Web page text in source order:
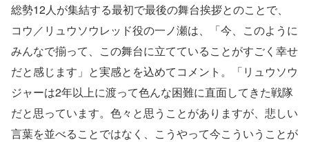
総勢12人が集結する最初で最後の舞台挨拶とのことで、
コウ／リュウソウレッド役の一ノ瀬は、「今、このように
みんなで揃って、この舞台に立てていることがすごく幸せ
だと感じます」と実感とを込めてコメント。「リュウソウ
ジャーは2年以上に渡って色んな困難に直面してきた戦隊
だと思っています。色々と思うことがありますが、悲しい
言葉を並べることではなく、こうやって今こういうことが